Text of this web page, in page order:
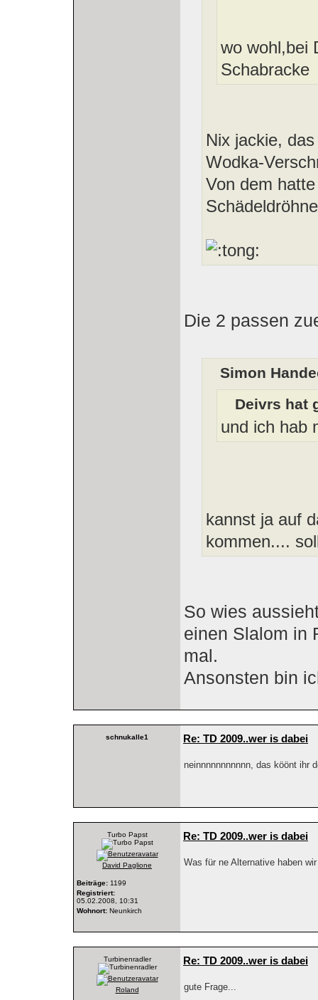
wo wohl,bei
Schabracke
Nix jackie,
Wodka-
Von dem
Die 2 passen
Simon
Deivrs hat
und ich hab
kannst ja auf
kommen....
So wies
einen Slalom in
mal.
Ansonsten bin
schnukalle1 Re: TD 2009..wer is dabei
neinnnnnnnnnnn, das köönt ihr
Turbo Papst
David Paglione
Beiträge: 1199
Registriert:
05.02.2008, 10:31
Wohnort: Neunkirch
Re: TD 2009..wer is dabei
Was für ne Alternative haben
Turbinenradler
Roland
Re: TD 2009..wer is dabei
gute Frage...